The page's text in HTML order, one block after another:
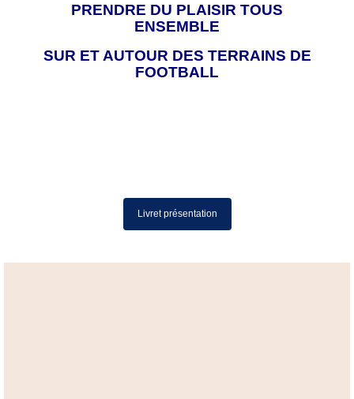
PRENDRE DU PLAISIR TOUS
ENSEMBLE
SUR ET AUTOUR DES TERRAINS DE
FOOTBALL
Livret présentation